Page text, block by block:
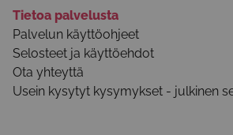
Tietoa palvelusta
Palvelun käyttöohjeet
Selosteet ja käyttöehdot
Ota yhteyttä
Usein kysytyt kysymykset - julkinen